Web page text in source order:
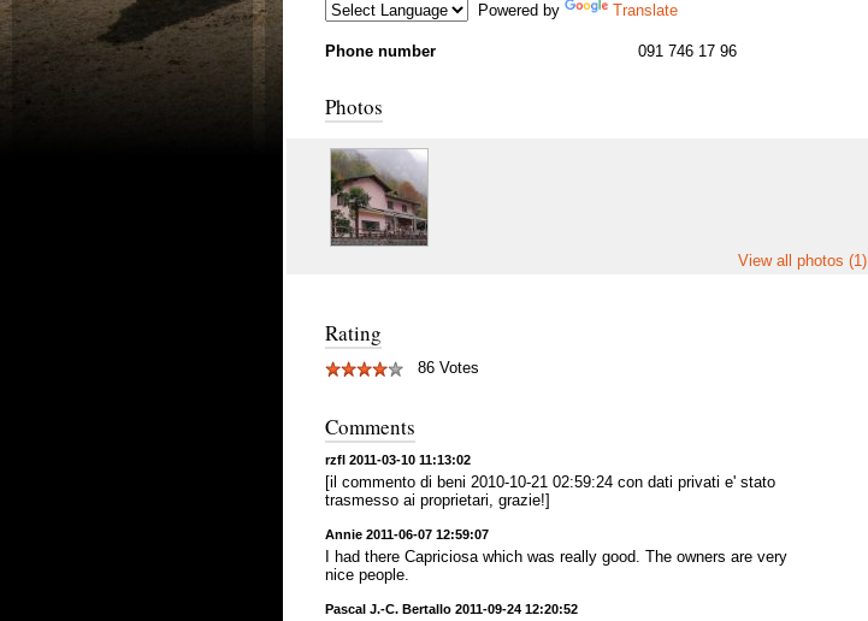
Powered by Translate
Phone number 091 746 17 96
Photos
View all photos (1)
Rating
86 Votes
Comments
rzfl 2011-03-10 11:13:02
[il commento di beni 2010-10-21 02:59:24 con dati privati e' stato
trasmesso ai proprietari, grazie!]
Annie 2011-06-07 12:59:07
I had there Capriciosa which was really good. The owners are very
nice people.
Pascal J.-C. Bertallo 2011-09-24 12:20:52